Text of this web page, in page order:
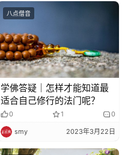
八点僧音
学佛答疑｜怎样才能知道最
适合自己修行的法门呢？
0 1 0
smy 2023年3月22日